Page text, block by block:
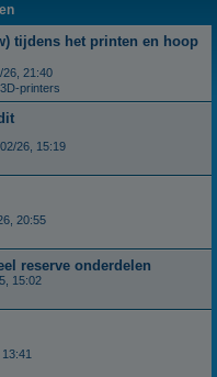
tijdens het printen en hoop
26, 21:40
printers
26, 15:19
20:55
reserve onderdelen
15:02